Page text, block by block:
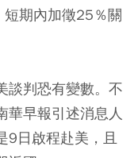
期內加徵25％關
談判恐有變數。不
華早報引述消息人
9日啟程赴美，且